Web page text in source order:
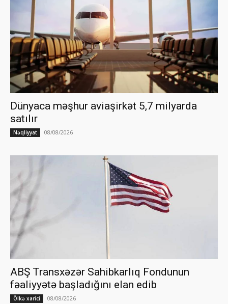
Dünyaca məşhur aviaşirkət 5,7 milyarda
satılır
Nəqliyyat 08/08/2026
ABŞ Transxəzər Sahibkarlıq Fondunun
fəaliyyətə başladığını elan edib
Ölkə xarici 08/08/2026